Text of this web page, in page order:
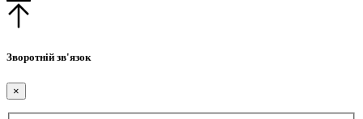
Зворотній зв'язок
×